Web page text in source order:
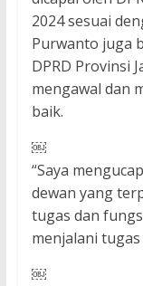
2024 sesuai
Purwanto juga
DPRD Provinsi
mengawal dan
baik.
￼
“Saya
dewan yang
tugas dan
menjalani
￼